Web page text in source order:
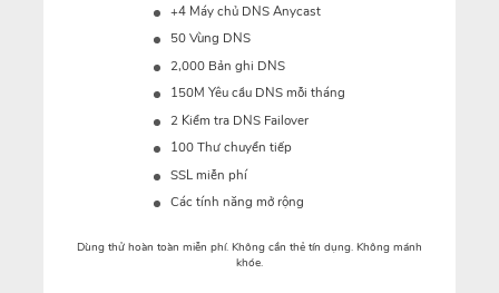
+4 Máy chủ DNS Anycast
50 Vùng DNS
2,000 Bản ghi DNS
150M Yêu cầu DNS mỗi tháng
2 Kiểm tra DNS Failover
100 Thư chuyển tiếp
SSL miễn phí
Các tính năng mở rộng
Dùng thử hoàn toàn miễn phí. Không cần thẻ tín dụng. Không mánh
khóe.